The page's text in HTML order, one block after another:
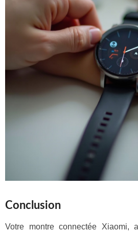
Conclusion
Votre montre connectée Xiaomi,